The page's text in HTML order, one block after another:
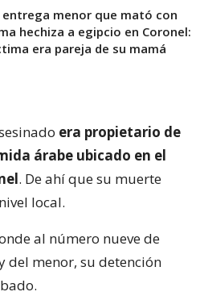
entrega menor que mató con
hechiza a egipcio en Coronel:
era pareja de su mamá
era propietario de
árabe ubicado en el
. De ahí que su muerte
local.
al número nueve de
del menor, su detención